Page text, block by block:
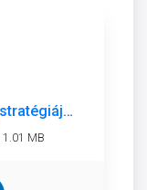
Győr Megyei Jogú Város Drogstratégiája 2021-2025
1.01 MB